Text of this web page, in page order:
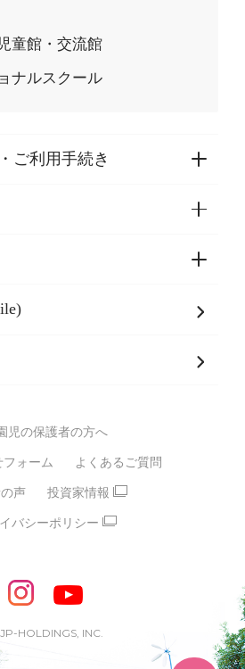
童館・交流館
ナルスクール
ご利用手続き
・ご利用手続き
所空き状況
覧
・
保育園
園
リ式保育園
・学童
えいご
リンガル！
リート教室
ドレミっこ
児の保護者の方へ
ォーム よくあるご質問
声 投資家情報
バシーポリシー
HOLDINGS, INC.